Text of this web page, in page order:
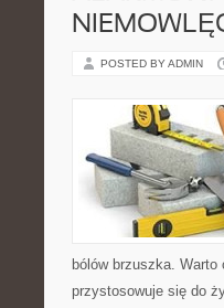
POSTED BY ADMIN
bólów brzuszka.
przystosowuje się do